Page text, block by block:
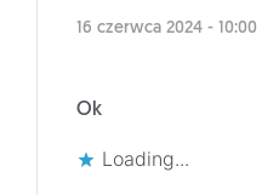
16 czerwca 2024 - 10:00
Ok
Loading...